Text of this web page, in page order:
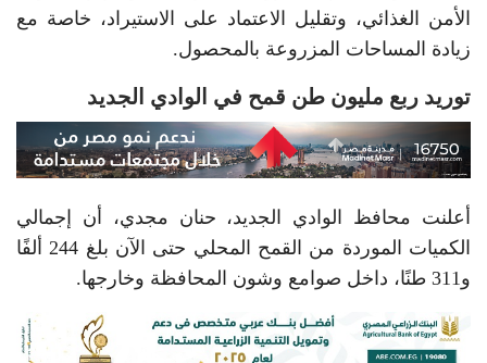
الأمن الغذائي، وتقليل الاعتماد على الاستيراد، خاصة مع
زيادة المساحات المزروعة بالمحصول.
توريد ربع مليون طن قمح في الوادي الجديد
أعلنت محافظ الوادي الجديد، حنان مجدي، أن إجمالي
الكميات الموردة من القمح المحلي حتى الآن بلغ 244 ألفًا
و311 طنًا، داخل صوامع وشون المحافظة وخارجها.